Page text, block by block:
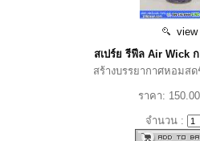
view
สเปร์ย รีฟีล Air Wick
สร้างบรรยากาศหอมส
ราคา:
จำนวน :